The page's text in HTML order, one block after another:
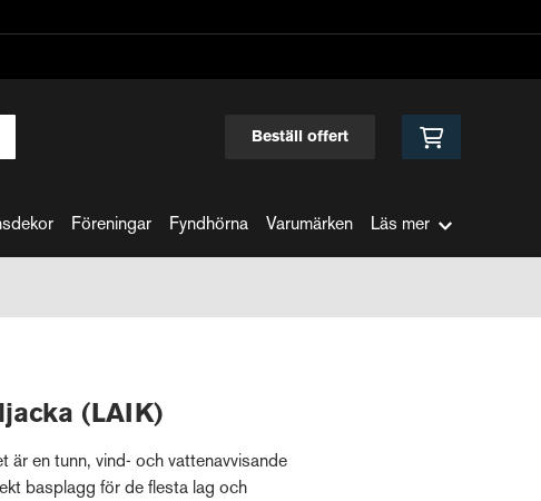
Beställ offert
Föreningar Fyndhörna Varumärken Läs mer
(LAIK)
är en tunn, vind- och vattenavvisande
basplagg för de flesta lag och